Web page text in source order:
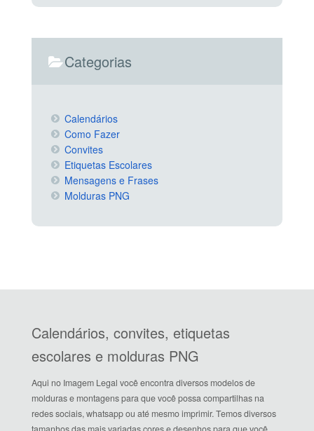
Categorias
Calendários
Como Fazer
Convites
Etiquetas Escolares
Mensagens e Frases
Molduras PNG
Calendários, convites, etiquetas
escolares e molduras PNG
Aqui no Imagem Legal você encontra diversos modelos de
molduras e montagens para que você possa compartilhas na
redes sociais, whatsapp ou até mesmo imprimir. Temos diversos